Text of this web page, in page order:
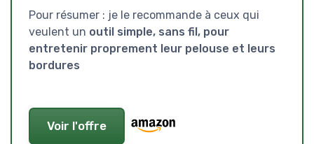
Pour résumer : je le recommande à ceux qui
veulent un outil simple, sans fil, pour
entretenir proprement leur pelouse et leurs
bordures
Voir l'offre